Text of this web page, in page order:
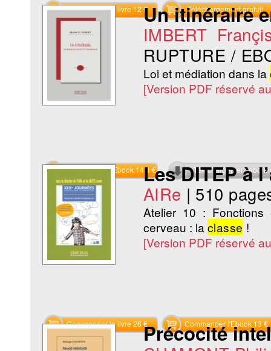
Commander le livre 12 € Téléchargement gratuit
Un itinéraire
IMBERT
RUPTURE /
Loi et médiation dans la
[Version PDF réservé
Commander l'Ebook 14.4 € Téléchargement
Les DITEP à
AIRe | 510
Atelier 10 : Fonctions
cerveau : laclasse !
[Version PDF réservé
Commander le livre 26 € Commander l'Ebook 13 €
Précocité